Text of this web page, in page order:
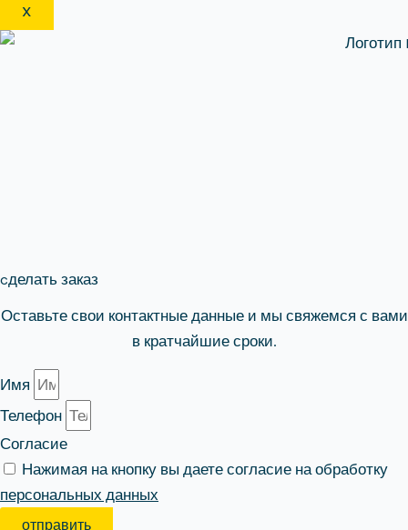
X
cделать заказ
Оставьте свои контактные данные и мы свяжемся с вами
в кратчайшие сроки.
Имя
Телефон
Согласие
Нажимая на кнопку вы даете согласие на обработку
персональных данных
отправить